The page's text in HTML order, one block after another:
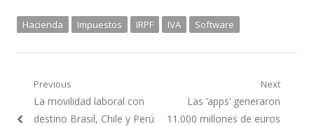
Hacienda Impuestos IRPF IVA Software
Navegación
de
Previous
Previous
post:
La movilidad laboral con
destino Brasil, Chile y Perú
Next
Next
post:
Las ‘apps’ generaron
11.000 millones de euros